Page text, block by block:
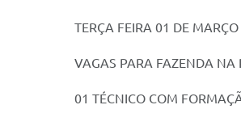
TERÇA FEIRA 01 DE
VAGAS PARA FAZENDA NA
01 TÉCNICO COM